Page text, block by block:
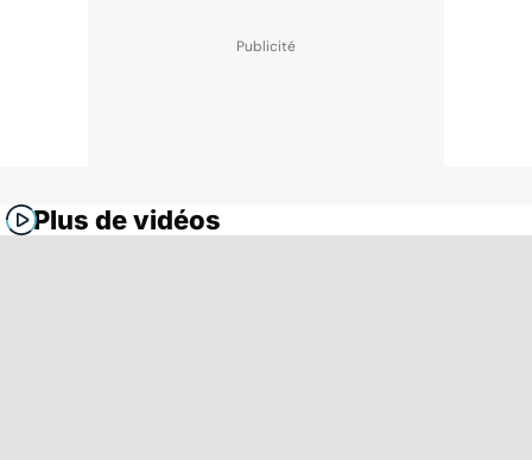
Plus de vidéos